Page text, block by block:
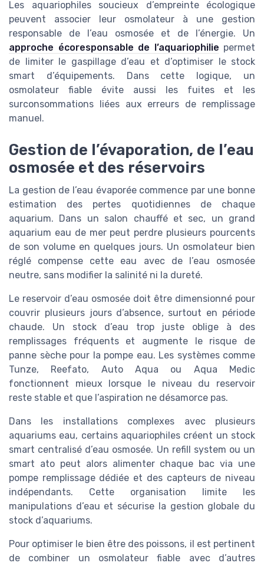
Les aquariophiles soucieux d’empreinte écologique
peuvent associer leur osmolateur à une gestion
responsable de l’eau osmosée et de l’énergie. Un
approche écoresponsable de l’aquariophilie permet
de limiter le gaspillage d’eau et d’optimiser le stock
smart d’équipements. Dans cette logique, un
osmolateur fiable évite aussi les fuites et les
surconsommations liées aux erreurs de remplissage
manuel.
Gestion de l’évaporation, de l’eau
osmosée et des réservoirs
La gestion de l’eau évaporée commence par une bonne
estimation des pertes quotidiennes de chaque
aquarium. Dans un salon chauffé et sec, un grand
aquarium eau de mer peut perdre plusieurs pourcents
de son volume en quelques jours. Un osmolateur bien
réglé compense cette eau avec de l’eau osmosée
neutre, sans modifier la salinité ni la dureté.
Le reservoir d’eau osmosée doit être dimensionné pour
couvrir plusieurs jours d’absence, surtout en période
chaude. Un stock d’eau trop juste oblige à des
remplissages fréquents et augmente le risque de
panne sèche pour la pompe eau. Les systèmes comme
Tunze, Reefato, Auto Aqua ou Aqua Medic
fonctionnent mieux lorsque le niveau du reservoir
reste stable et que l’aspiration ne désamorce pas.
Dans les installations complexes avec plusieurs
aquariums eau, certains aquariophiles créent un stock
smart centralisé d’eau osmosée. Un refill system ou un
smart ato peut alors alimenter chaque bac via une
pompe remplissage dédiée et des capteurs de niveau
indépendants. Cette organisation limite les
manipulations d’eau et sécurise la gestion globale du
stock d’aquariums.
Pour optimiser le bien être des poissons, il est pertinent
de combiner un osmolateur fiable avec d’autres